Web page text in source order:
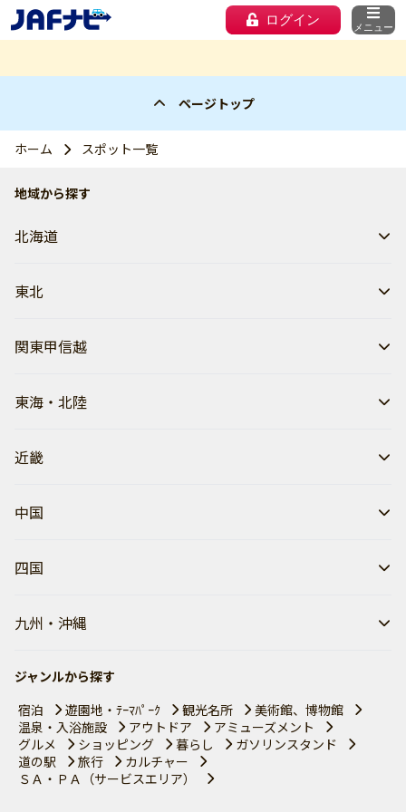
ログイン メニュー
ページトップ
ホーム スポット一覧
地域から探す
北海道
東北
関東甲信越
東海・北陸
近畿
中国
四国
九州・沖縄
ジャンルから探す
宿泊
遊園地・ﾃｰﾏﾊﾟｰｸ 観光名所
美術館、博物館
温泉・入浴施設
アウトドア
アミューズメント
グルメ
ショッピング 暮らし
ガソリンスタンド
道の駅
旅行
カルチャー
ＳＡ・ＰＡ（サービスエリア）